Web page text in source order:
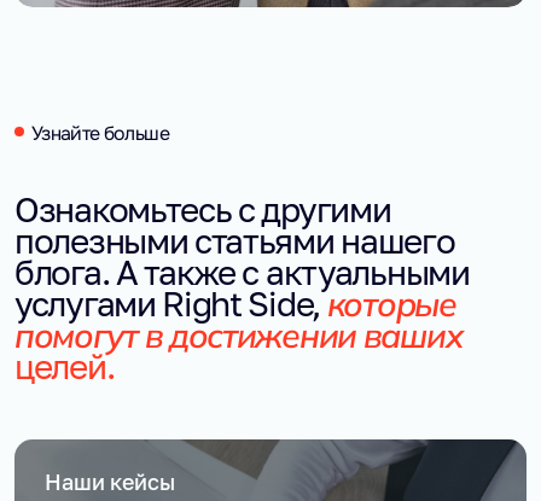
Узнайте больше
Ознакомьтесь с другими
полезными статьями нашего
блога. А также с актуальными
услугами Right Side,которые
помогут в достижении ваших
целей.
Наши кейсы